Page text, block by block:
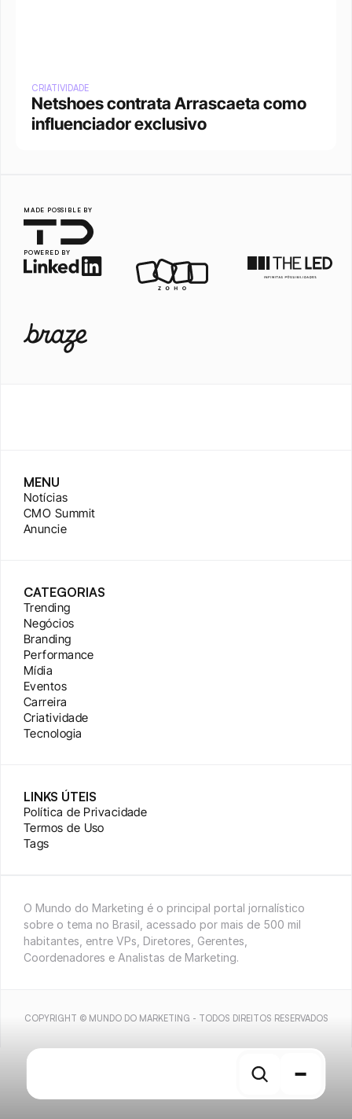
CRIATIVIDADE
Netshoes contrata Arrascaeta como
influenciador exclusivo
MADE POSSIBLE BY
POWERED BY
MENU
Notícias
CMO Summit
Anuncie
CATEGORIAS
Trending
Negócios
Branding
Performance
Mídia
Eventos
Carreira
Criatividade
Tecnologia
LINKS ÚTEIS
Política de Privacidade
Termos de Uso
Tags
O Mundo do Marketing é o principal portal jornalístico
sobre o tema no Brasil, acessado por mais de 500 mil
habitantes, entre VPs, Diretores, Gerentes,
Coordenadores e Analistas de Marketing.
COPYRIGHT © MUNDO DO MARKETING - TODOS DIREITOS RESERVADOS